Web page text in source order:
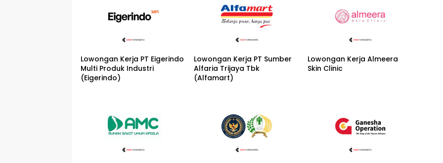
Lowongan Kerja PT Eigerindo
Multi Produk Industri
(Eigerindo)
Lowongan Kerja PT Sumber
Alfaria Trijaya Tbk
(Alfamart)
Lowongan Kerja Almeera
Skin Clinic